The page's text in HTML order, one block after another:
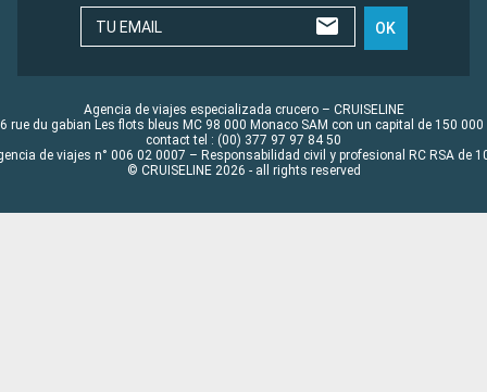
TU EMAIL OK
Agencia de viajes especializada crucero – CRUISELINE
rue du gabian Les flots bleus MC 98 000 Monaco SAM con un capital de 150 000
contact tel : (00) 377 97 97 84 50
de viajes n° 006 02 0007 – Responsabilidad civil y profesional RC RSA de
© CRUISELINE 2026 - all rights reserved